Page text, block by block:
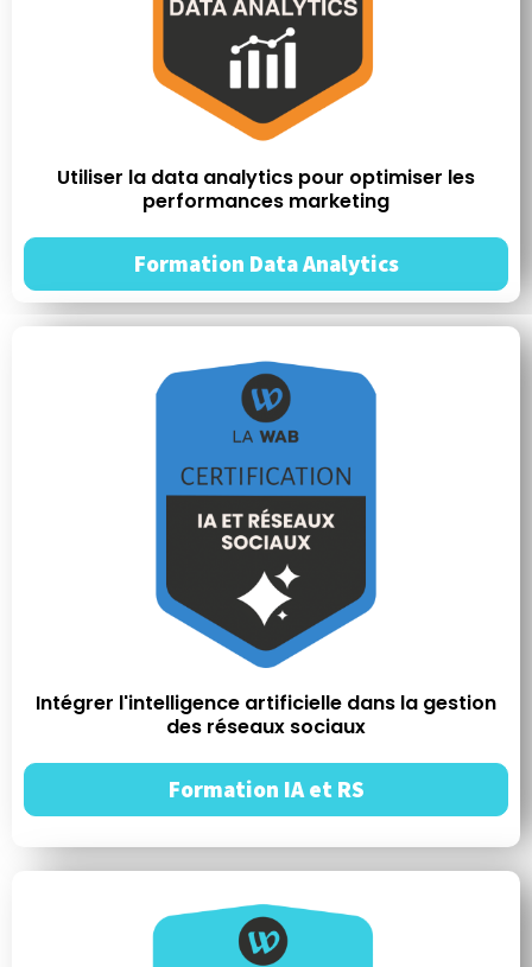
Utiliser la data analytics pour optimiser les
performances marketing
Formation Data Analytics
Intégrer l'intelligence artificielle dans la gestion
des réseaux sociaux
Formation IA et RS